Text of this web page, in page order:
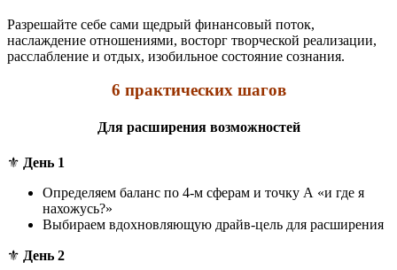
Разрешайте себе сами щедрый финансовый поток,
наслаждение отношениями, восторг творческой реализации,
расслабление и отдых, изобильное состояние сознания.
6 практических шагов
Для расширения возможностей
⚜️ День 1
Определяем баланс по 4-м сферам и точку А «и где я
нахожусь?»
Выбираем вдохновляющую драйв-цель для расширения
⚜️ День 2